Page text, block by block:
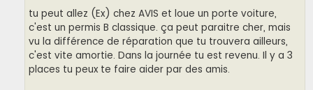
tu peut allez (Ex) chez AVIS et loue un porte voiture,
c'est un permis B classique. ça peut paraitre cher, mais
vu la différence de réparation que tu trouvera ailleurs,
c'est vite amortie. Dans la journée tu est revenu. Il y a 3
places tu peux te faire aider par des amis.